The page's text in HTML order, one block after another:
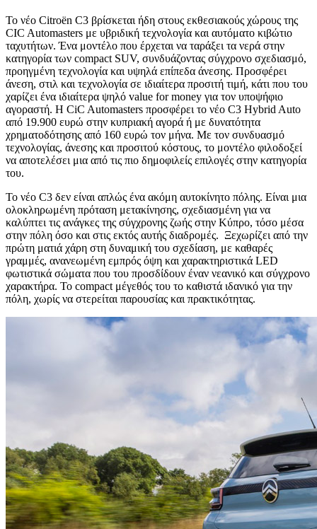
Το νέο Citroën C3 βρίσκεται ήδη στους εκθεσιακούς χώρους της
CIC Automasters με υβριδική τεχνολογία και αυτόματο κιβώτιο
ταχυτήτων. Ένα μοντέλο που έρχεται να ταράξει τα νερά στην
κατηγορία των compact SUV, συνδυάζοντας σύγχρονο σχεδιασμό,
προηγμένη τεχνολογία και υψηλά επίπεδα άνεσης. Προσφέρει
άνεση, στιλ και τεχνολογία σε ιδιαίτερα προσιτή τιμή, κάτι που του
χαρίζει ένα ιδιαίτερα ψηλό value for money για τον υποψήφιο
αγοραστή. Η CiC Automasters προσφέρει το νέο C3 Hybrid Auto
από 19.900 ευρώ στην κυπριακή αγορά ή με δυνατότητα
χρηματοδότησης από 160 ευρώ τον μήνα. Με τον συνδυασμό
τεχνολογίας, άνεσης και προσιτού κόστους, το μοντέλο φιλοδοξεί
να αποτελέσει μια από τις πιο δημοφιλείς επιλογές στην κατηγορία
του.
Το νέο C3 δεν είναι απλώς ένα ακόμη αυτοκίνητο πόλης. Είναι μια
ολοκληρωμένη πρόταση μετακίνησης, σχεδιασμένη για να
καλύπτει τις ανάγκες της σύγχρονης ζωής στην Κύπρο, τόσο μέσα
στην πόλη όσο και στις εκτός αυτής διαδρομές. Ξεχωρίζει από την
πρώτη ματιά χάρη στη δυναμική του σχεδίαση, με καθαρές
γραμμές, ανανεωμένη εμπρός όψη και χαρακτηριστικά LED
φωτιστικά σώματα που του προσδίδουν έναν νεανικό και σύγχρονο
χαρακτήρα. Το compact μέγεθός του το καθιστά ιδανικό για την
πόλη, χωρίς να στερείται παρουσίας και πρακτικότητας.